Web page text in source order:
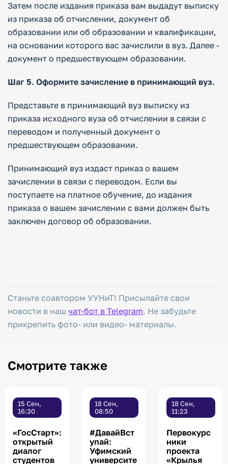
Затем после издания приказа вам выдадут выписку
из приказа об отчислении, документ об
образовании или об образовании и квалификации,
на основании которого вас зачислили в вуз. Далее -
документ о предшествующем образовании.
Шаг 5. Оформите зачисление в принимающий вуз.
Представьте в принимающий вуз выписку из
приказа исходного вуза об отчислении в связи с
переводом и полученный документ о
предшествующем образовании.
Принимающий вуз издаст приказ о вашем
зачислении в связи с переводом. Если вы
поступаете на платное обучение, до издания
приказа о вашем зачислении с вами должен быть
заключен договор об образовании.
Станьте соавтором УУНиТ! Присылайте свои
новости в наш чат-бот в Telegram. Не забудьте
прикрепить фото- или видео- материалы.
Смотрите также
15 Сен,
16:30
«ГосСтарт»:
открытый
диалог
студентов
18 Сен,
08:50
#ДавайВст
упай:
Уфимский
университе
18 Сен,
11:23
Первокурс
ники
проекта
«Крылья